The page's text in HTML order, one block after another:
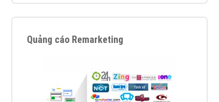
Quảng cáo Remarketing